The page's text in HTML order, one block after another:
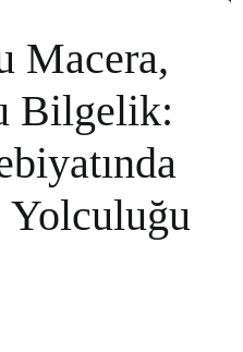
Macera,
Bilgelik:
Yolculuğu